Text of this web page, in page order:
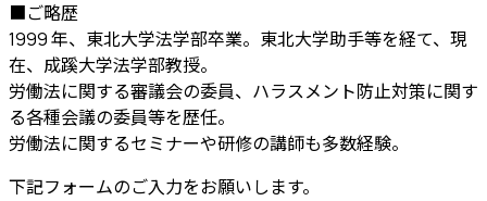
■ご略歴
1999 年、東北大学法学部卒業。東北大学助手等を経て、現
在、成蹊大学法学部教授。
労働法に関する審議会の委員、ハラスメント防止対策に関す
る各種会議の委員等を歴任。
労働法に関するセミナーや研修の講師も多数経験。
下記フォームのご入力をお願いします。